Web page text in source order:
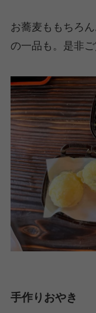
お蕎麦ももちろ
の一品も。是非ご
手作りおやき